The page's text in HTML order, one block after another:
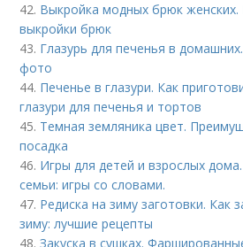
42. Выкройка модных брюк женских.
выкройки брюк
43. Глазурь для печенья в
фото
44. Печенье в глазури. Как
глазури для печенья и тортов
45. Темная земляника цвет.
посадка
46. Игры для детей и взрослых
семьи: игры со словами.
47. Редиска на зиму заготовки. Как
зиму: лучшие рецепты
48.Закуска в сушках.